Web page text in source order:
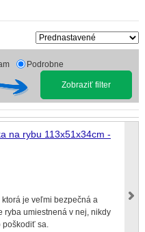
Podrobne
Zobraziť filter
na rybu 113x51x34cm -
je veľmi bezpečná a
ryba umiestnená v nej, nikdy
poškodiť sa.